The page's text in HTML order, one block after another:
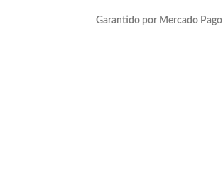
Garantido por Mercado Pago